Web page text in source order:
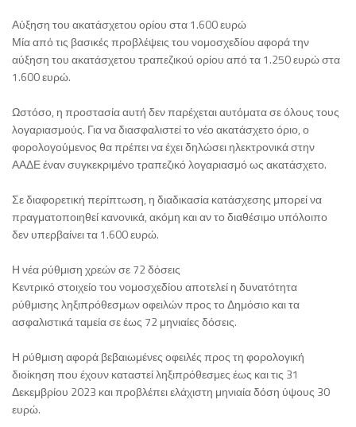
Αύξηση του ακατάσχετου ορίου στα 1.600 ευρώ
Μία από τις βασικές προβλέψεις του νομοσχεδίου αφορά την
αύξηση του ακατάσχετου τραπεζικού ορίου από τα 1.250 ευρώ στα
1.600 ευρώ.
Ωστόσο, η προστασία αυτή δεν παρέχεται αυτόματα σε όλους τους
λογαριασμούς. Για να διασφαλιστεί το νέο ακατάσχετο όριο, ο
φορολογούμενος θα πρέπει να έχει δηλώσει ηλεκτρονικά στην
ΑΑΔΕ έναν συγκεκριμένο τραπεζικό λογαριασμό ως ακατάσχετο.
Σε διαφορετική περίπτωση, η διαδικασία κατάσχεσης μπορεί να
πραγματοποιηθεί κανονικά, ακόμη και αν το διαθέσιμο υπόλοιπο
δεν υπερβαίνει τα 1.600 ευρώ.
Η νέα ρύθμιση χρεών σε 72 δόσεις
Κεντρικό στοιχείο του νομοσχεδίου αποτελεί η δυνατότητα
ρύθμισης ληξιπρόθεσμων οφειλών προς το Δημόσιο και τα
ασφαλιστικά ταμεία σε έως 72 μηνιαίες δόσεις.
Η ρύθμιση αφορά βεβαιωμένες οφειλές προς τη φορολογική
διοίκηση που έχουν καταστεί ληξιπρόθεσμες έως και τις 31
Δεκεμβρίου 2023 και προβλέπει ελάχιστη μηνιαία δόση ύψους 30
ευρώ.